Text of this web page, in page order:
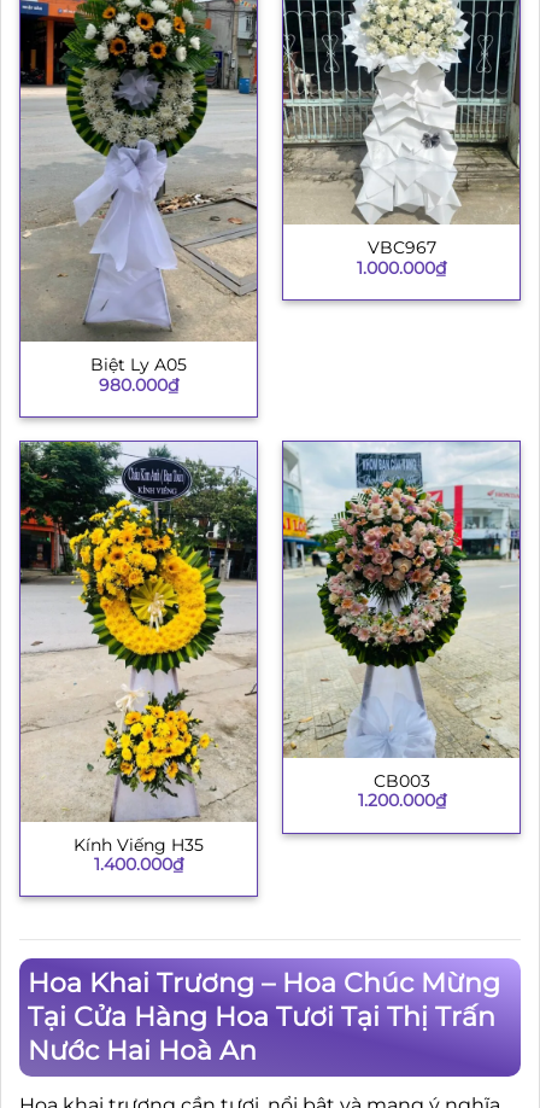
Biệt Ly A05
980.000₫
VBC967
1.000.000₫
Kính Viếng H35
1.400.000₫
CB003
1.200.000₫
Hoa Khai Trương – Hoa Chúc Mừng
Tại Cửa Hàng Hoa Tươi Tại Thị Trấn
Nước Hai Hoà An